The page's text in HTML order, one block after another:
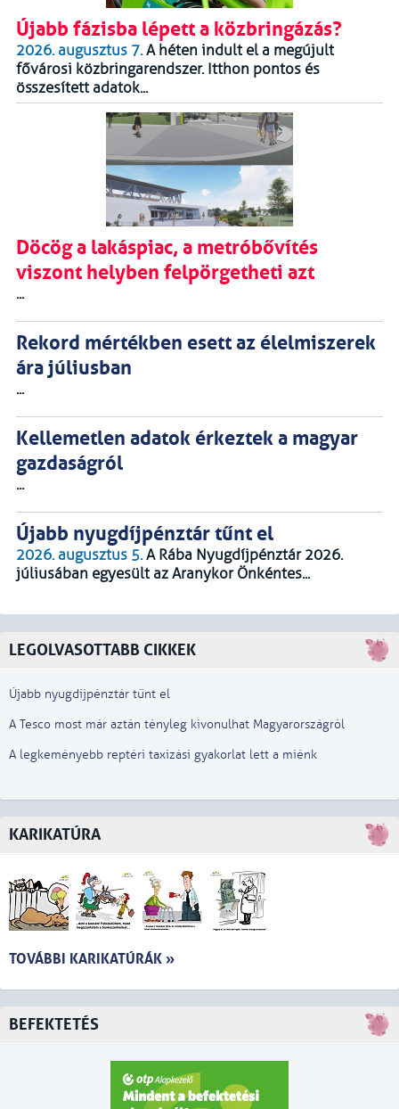
Újabb fázisba lépett a közbringázás?
2026. augusztus 7.A héten indult el a megújult
fővárosi közbringarendszer. Itthon pontos és
összesített adatok...
Döcög a lakáspiac, a metróbővítés
viszont helyben felpörgetheti azt
...
Rekord mértékben esett az élelmiszerek
ára júliusban
...
Kellemetlen adatok érkeztek a magyar
gazdaságról
...
Újabb nyugdíjpénztár tűnt el
2026. augusztus 5.A Rába Nyugdíjpénztár 2026.
júliusában egyesült az Aranykor Önkéntes...
LEGOLVASOTTABB CIKKEK
Újabb nyugdíjpénztár tűnt el
A Tesco most már aztán tényleg kivonulhat Magyarországról
A legkeményebb reptéri taxizási gyakorlat lett a miénk
KARIKATÚRA
TOVÁBBI KARIKATÚRÁK »
BEFEKTETÉS